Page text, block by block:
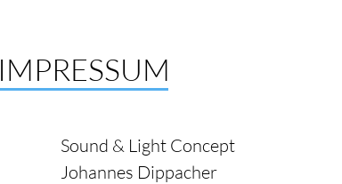
IMPRESSUM
Sound & Light Concept
Johannes Dippacher